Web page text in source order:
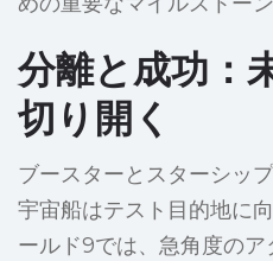
分離と成功：
切り開く
ブースターとスターシッ
宇宙船はテスト目的地に
ールド9では、急角度の